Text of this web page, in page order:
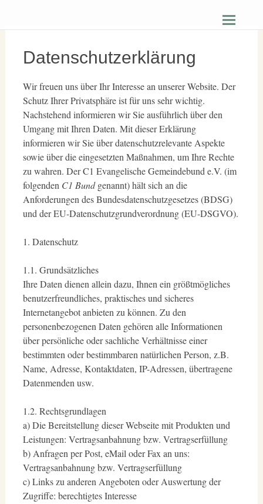
Christus Zuerst Gemeinde Hüttenberg
Datenschutzerklärung
Wir freuen uns über Ihr Interesse an unserer Website. Der
Schutz Ihrer Privatsphäre ist für uns sehr wichtig.
Nachstehend informieren wir Sie ausführlich über den
Umgang mit Ihren Daten. Mit dieser Erklärung
informieren wir Sie über datenschutzrelevante Aspekte
sowie über die eingesetzten Maßnahmen, um Ihre Rechte
zu wahren. Der C1 Evangelische Gemeindebund e.V. (im
folgenden C1 Bundgenannt) hält sich an die
Anforderungen des Bundesdatenschutzgesetzes (BDSG)
und der EU-Datenschutzgrundverordnung (EU-DSGVO).
1. Datenschutz
1.1. Grundsätzliches
Ihre Daten dienen allein dazu, Ihnen ein größtmögliches
benutzerfreundliches, praktisches und sicheres
Internetangebot anbieten zu können. Zu den
personenbezogenen Daten gehören alle Informationen
über persönliche oder sachliche Verhältnisse einer
bestimmten oder bestimmbaren natürlichen Person, z.B.
Name, Adresse, Kontaktdaten, IP-Adressen, übertragene
Datenmenden usw.
1.2. Rechtsgrundlagen
a) Die Bereitstellung dieser Webseite mit Produkten und
Leistungen: Vertragsanbahnung bzw. Vertragserfüllung
b) Anfragen per Post, eMail oder Fax an uns:
Vertragsanbahnung bzw. Vertragserfüllung
c) Links zu anderen Angeboten oder Auswertung der
Zugriffe: berechtigtes Interesse